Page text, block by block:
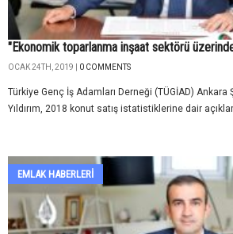
"Ekonomik toparlanma inşaat sektörü
OCAK 24TH, 2019 | 0 COMMENTS
Türkiye Genç İş Adamları Derneği (TÜGİAD) Ankara
Yıldırım, 2018 konut satış istatistiklerine dair
EMLAK HABERLERI